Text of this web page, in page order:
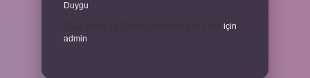
Duygu
için
admin